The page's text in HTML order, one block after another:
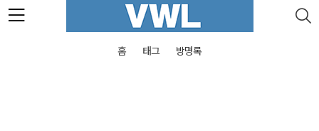
본문 바로가기
홈 태그 방명록